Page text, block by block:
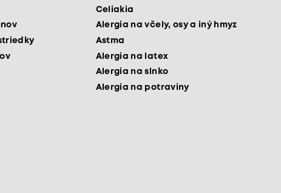
Celiakia
Alergia na včely, osy a iný hmyz
Astma
Alergia na latex
Alergia na slnko
Alergia na potraviny